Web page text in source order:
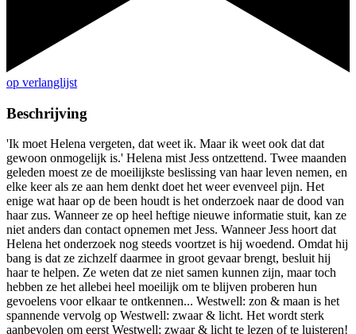
op verlanglijst
Beschrijving
'Ik moet Helena vergeten, dat weet ik. Maar ik weet ook dat dat
gewoon onmogelijk is.' Helena mist Jess ontzettend. Twee maanden
geleden moest ze de moeilijkste beslissing van haar leven nemen, en
elke keer als ze aan hem denkt doet het weer evenveel pijn. Het
enige wat haar op de been houdt is het onderzoek naar de dood van
haar zus. Wanneer ze op heel heftige nieuwe informatie stuit, kan ze
niet anders dan contact opnemen met Jess. Wanneer Jess hoort dat
Helena het onderzoek nog steeds voortzet is hij woedend. Omdat hij
bang is dat ze zichzelf daarmee in groot gevaar brengt, besluit hij
haar te helpen. Ze weten dat ze niet samen kunnen zijn, maar toch
hebben ze het allebei heel moeilijk om te blijven proberen hun
gevoelens voor elkaar te ontkennen... Westwell: zon & maan is het
spannende vervolg op Westwell: zwaar & licht. Het wordt sterk
aanbevolen om eerst Westwell: zwaar & licht te lezen of te luisteren!